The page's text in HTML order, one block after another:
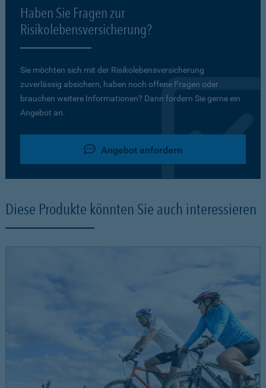
Haben Sie Fragen zur
Risikolebensversicherung?
Sie möchten sich mit der Risikolebensversicherung
zuverlässig absichern, haben noch offene Fragen oder
brauchen weitere Informationen? Dann fordern Sie gerne ein
Angebot an.
Angebot anfordern
Diese Produkte könnten Sie auch interessieren